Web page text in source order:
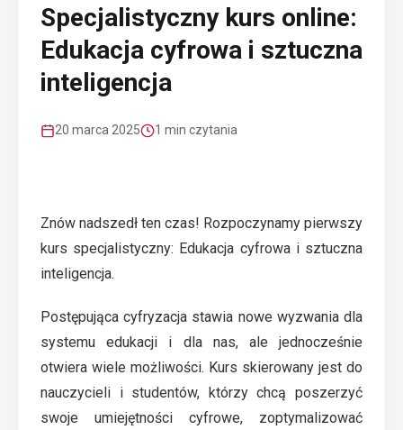
Specjalistyczny kurs online:
Edukacja cyfrowa i sztuczna
inteligencja
20 marca 2025 1 min czytania
Znów nadszedł ten czas! Rozpoczynamy pierwszy
kurs specjalistyczny: Edukacja cyfrowa i sztuczna
inteligencja.
Postępująca cyfryzacja stawia nowe wyzwania dla
systemu edukacji i dla nas, ale jednocześnie
otwiera wiele możliwości. Kurs skierowany jest do
nauczycieli i studentów, którzy chcą poszerzyć
swoje umiejętności cyfrowe, zoptymalizować